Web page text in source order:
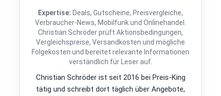
Expertise: Deals, Gutscheine, Preisvergleiche,
Verbraucher-News, Mobilfunk und Onlinehandel.
Christian Schröder prüft Aktionsbedingungen,
Vergleichspreise, Versandkosten und mögliche
Folgekosten und bereitet relevante Informationen
verständlich für Leser auf.
Christian Schröder ist seit 2016 bei Preis-King
tätig und schreibt dort täglich über Angebote,